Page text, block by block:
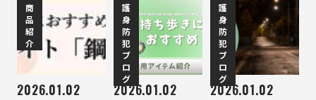
商
品
紹
介
2026.01.02
護
身
防
犯
ブ
ロ
グ
2026.01.02
護
身
防
犯
ブ
ロ
グ
2026.01.02